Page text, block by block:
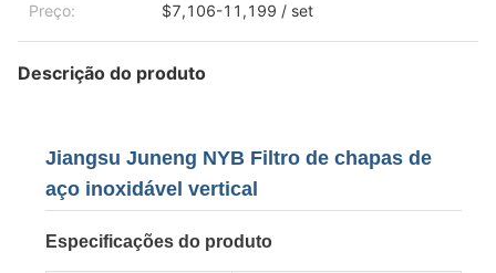
Preço: $7,106-11,199 / set
Descrição do produto
Jiangsu Juneng NYB Filtro de chapas de
aço inoxidável vertical
Especificações do produto